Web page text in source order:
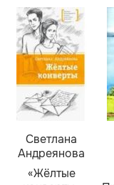
Светлана
Андреянова
«Жёлтые